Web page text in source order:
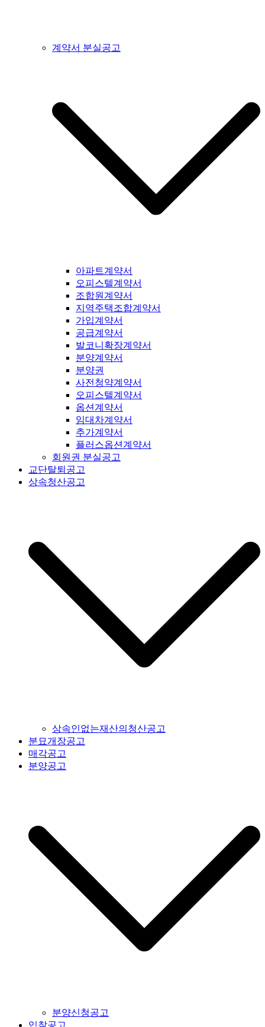
계약서 분실공고
아파트계약서
오피스텔계약서
조합원계약서
지역주택조합계약서
가입계약서
공급계약서
발코니확장계약서
분양계약서
분양권
사전청약계약서
오피스텔계약서
옵션계약서
임대차계약서
추가계약서
플러스옵션계약서
회원권 분실공고
교단탈퇴공고
상속청산공고
상속인없는재산의청산공고
분묘개장공고
매각공고
분양공고
분양신청공고
입찰공고